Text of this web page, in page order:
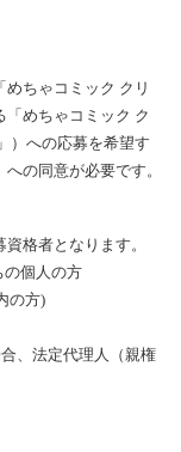
ちゃコミック クリ
めちゃコミック ク
）への応募を希望す
の同意が必要です。
格者となります。
の個人の方
の方)
、法定代理人（親権